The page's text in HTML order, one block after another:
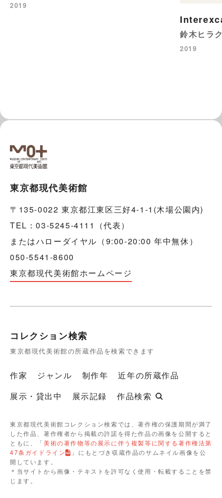
2019
鈴木ヒラ
2019
東京都現代美術館
〒135-0022 東京都江東区三好4-1-1(木場公園内)
TEL：03-5245-4111（代表）
またはハローダイヤル（9:00-20:00 年中無休）
050-5541-8600
東京都現代美術館ホームページ
コレクション検索
東京都現代美術館の所蔵作品を検索できます
作家 ジャンル 制作年
近年の所蔵作品
展示・貸出中
展示記録 作品検索
東京都現代美術館コレクション検索では、著作権の保護期間が満了
した作品、著作権者から掲載の許諾を得た作品の画像を公開すると
ともに、「美術の著作物等の展示に伴う複製等に関する著作権法第
47条ガイドライン
」にもとづき収蔵作品のサムネイル画像を公
開しています。
＊当サイトから画像・テキストを許可なく使用・転載することを禁
じます。